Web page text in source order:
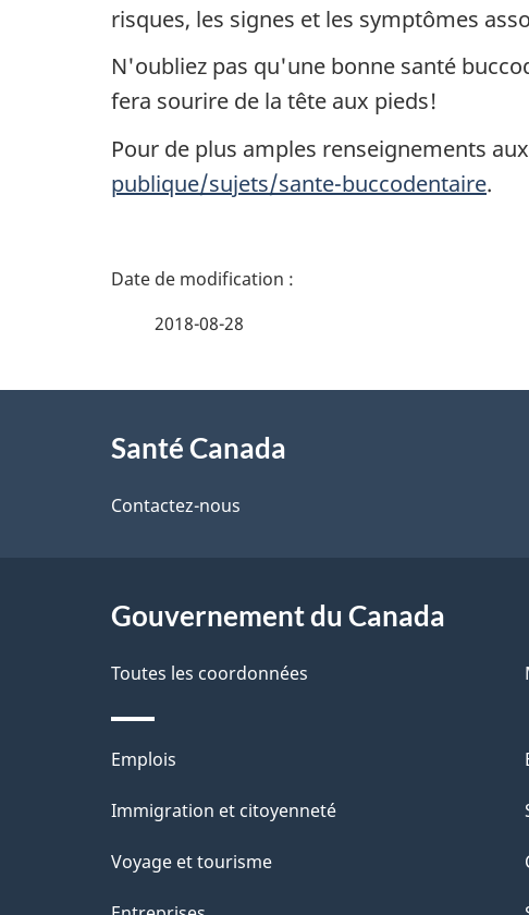
risques, les signes et les symptômes
N'oubliez pas qu'une bonne santé
fera sourire de la tête aux pieds!
Pour de plus amples renseignements
publique/sujets/sante-buccodentaire.
D
a
l
d
e
l
2018-08-28
proposSanté Canada
Contactez-nous
Gouvernement du Canada
Toutes les coordonnées
Thèmes
et
Emplois
Immigration et citoyenneté
Voyage et tourisme